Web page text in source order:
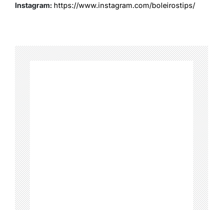
Instagram: https://www.instagram.com/boleirostips/